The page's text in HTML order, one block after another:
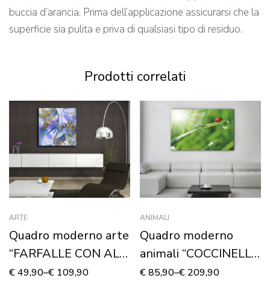
buccia d’arancia. Prima dell’applicazione assicurarsi che la
superficie sia pulita e priva di qualsiasi tipo di residuo.
Prodotti correlati
ARTE
Quadro moderno arte
“FARFALLE CON ALI
D’ORO” – Stampa su
€49,90–€ 109,90
ANIMALI
Quadro moderno
animali “COCCINELLA
SU UNA FOGLIA” –
€85,90–€ 209,90